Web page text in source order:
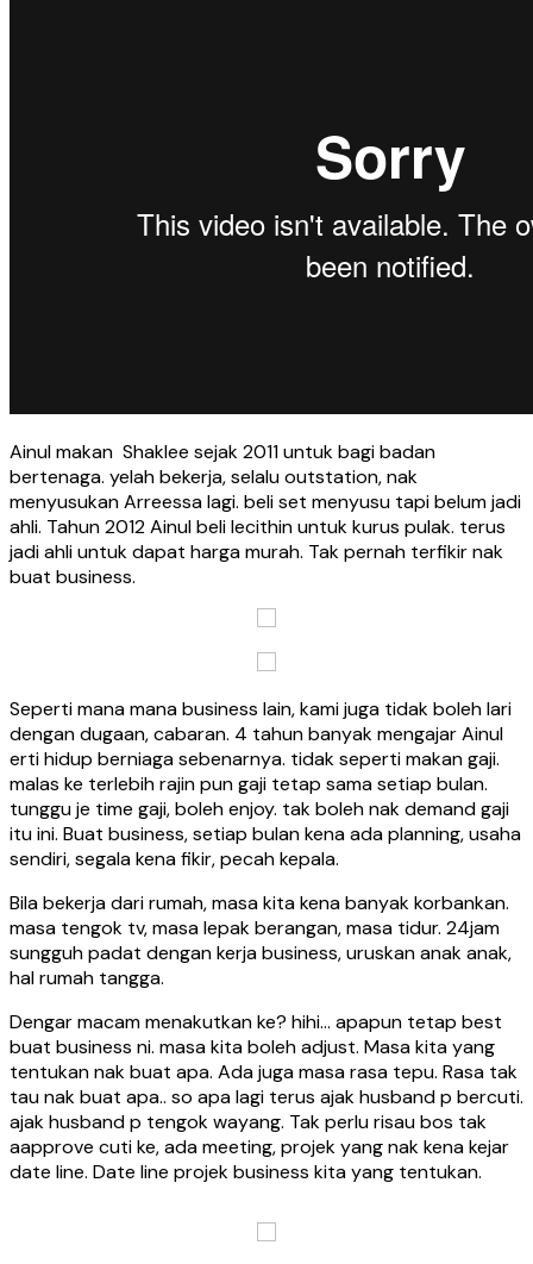
Ainul makan Shaklee sejak 2011 untuk bagi badan
bertenaga. yelah bekerja, selalu outstation, nak
menyusukan Arreessa lagi. beli set menyusu tapi belum jadi
ahli. Tahun 2012 Ainul beli lecithin untuk kurus pulak. terus
jadi ahli untuk dapat harga murah. Tak pernah terfikir nak
buat business.
Seperti mana mana business lain, kami juga tidak boleh lari
dengan dugaan, cabaran. 4 tahun banyak mengajar Ainul
erti hidup berniaga sebenarnya. tidak seperti makan gaji.
malas ke terlebih rajin pun gaji tetap sama setiap bulan.
tunggu je time gaji, boleh enjoy. tak boleh nak demand gaji
itu ini. Buat business, setiap bulan kena ada planning, usaha
sendiri, segala kena fikir, pecah kepala.
Bila bekerja dari rumah, masa kita kena banyak korbankan.
masa tengok tv, masa lepak berangan, masa tidur. 24jam
sungguh padat dengan kerja business, uruskan anak anak,
hal rumah tangga.
Dengar macam menakutkan ke? hihi… apapun tetap best
buat business ni. masa kita boleh adjust. Masa kita yang
tentukan nak buat apa. Ada juga masa rasa tepu. Rasa tak
tau nak buat apa.. so apa lagi terus ajak husband p bercuti.
ajak husband p tengok wayang. Tak perlu risau bos tak
aapprove cuti ke, ada meeting, projek yang nak kena kejar
date line. Date line projek business kita yang tentukan.